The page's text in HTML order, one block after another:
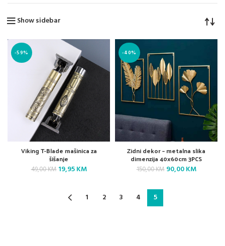
Show sidebar
-59%
Viking T-Blade mašinica za
šišanje
49,00KM Original
49,00 KM.
19,95KMCurrent
19,95 KM.
-40%
Zidni dekor – metalna slika
dimenzija 40x60cm 3PCS
150,00KM Original
90,00KMCurrent
1 2 3 4 5